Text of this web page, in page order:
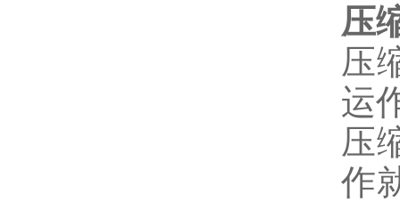
压
压
运
压
作